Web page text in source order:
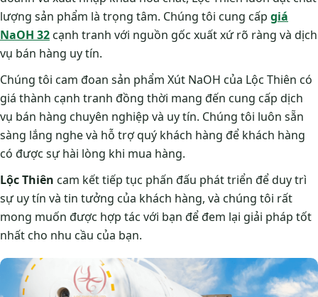
lượng sản phẩm là trọng tâm. Chúng tôi cung cấp giá
NaOH 32cạnh tranh với nguồn gốc xuất xứ rõ ràng và dịch
vụ bán hàng uy tín.
Chúng tôi cam đoan sản phẩm Xút NaOH của Lộc Thiên có
giá thành cạnh tranh đồng thời mang đến cung cấp dịch
vụ bán hàng chuyên nghiệp và uy tín. Chúng tôi luôn sẵn
sàng lắng nghe và hỗ trợ quý khách hàng để khách hàng
có được sự hài lòng khi mua hàng.
Lộc Thiên cam kết tiếp tục phấn đấu phát triển để duy trì
sự uy tín và tin tưởng của khách hàng, và chúng tôi rất
mong muốn được hợp tác với bạn để đem lại giải pháp tốt
nhất cho nhu cầu của bạn.